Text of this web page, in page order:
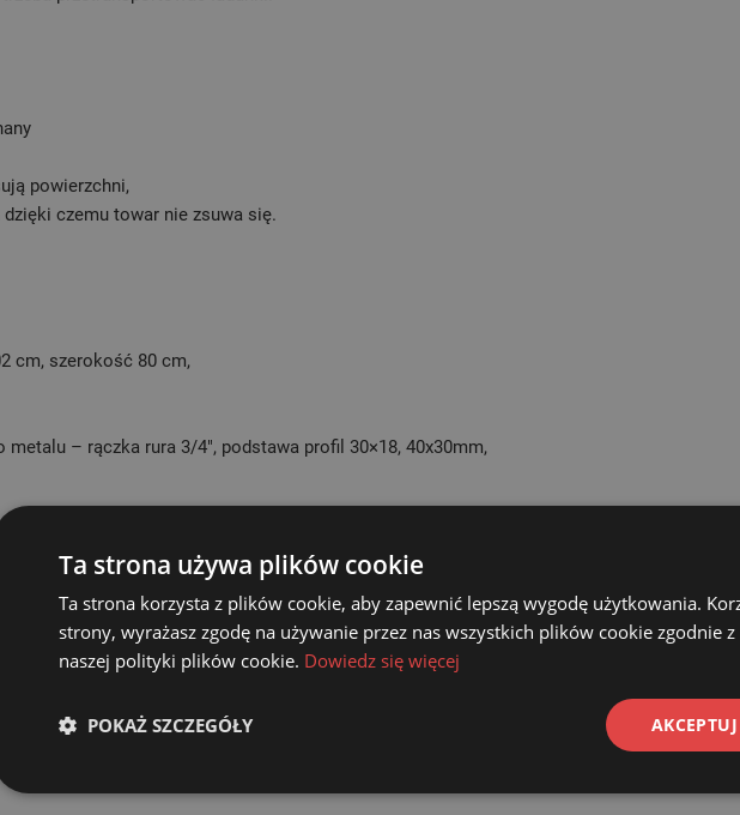
powierzchni,
czemu towar nie zsuwa się.
cm, szerokość 80 cm,
– rączka rura 3/4″, podstawa profil 30×18, 40x30mm,
gumowe 2 stałe i 2 koła obracane z elastycznej gumy, które umożliwiają precyzyjne
i antypoślizgowa,
wzmocnienia- blat nie ugina się,
kolor niebieski z palety RAL 5010,
się towaru na nogi podczas przewożenia,
jest z wytrzymałej stali, co minimalizuje ryzyko pęknięć czy wygięć.
Ta strona używa plików cookie
Ta strona korzysta z plików cookie, aby zapewnić lepszą wygodę użytkowania.
strony, wyrażasz zgodę na używanie przez nas wszystkich plików cookie zgodnie
naszej polityki plików cookie. Dowiedz się więcej
POKAŻ SZCZEGÓŁY